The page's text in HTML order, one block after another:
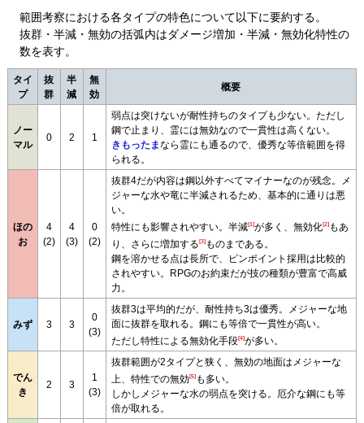
範囲考察における各タイプの特色について以下に要約する。
抜群・半減・無効の括弧内はダメージ増加・半減・無効化特性の
数を表す。
タイ
プ
抜
群
半
減
無
効
概要
ノー
マル
0 2 1
弱点は突けないが耐性持ちのタイプも少ない。ただし
鋼で止まり、霊には無効なので一貫性は高くない。
きもったまなら霊にも通るので、優秀な等倍範囲を得
られる。
ほの
お
4
(2)
4
(3)
0
(2)
抜群4だが内容は鋼以外すべてマイナーなのが残念。メ
ジャーな水や竜に半減されるため、基本的に通りは悪
い。
特性にも影響されやすい。半減[1]が多く、無効化[2]もあ
り、さらに増加する[3]ものまである。
鋼を溶かせる点は長所で、ピンポイント採用は比較的
されやすい。RPGのお約束だが技の種類が豊富で高威
力。
みず 3 3
0
(3)
抜群3は平均的だが、耐性持ち3は優秀。メジャーな地
面に抜群を取れる。鋼にも等倍で一貫性が高い。
ただし特性による無効化手段[4]が多い。
でん
き
2 3
1
(3)
抜群範囲が2タイプと狭く、無効の地面はメジャーな
上、特性での無効[5]も多い。
しかしメジャーな水の弱点を突ける。厄介な鋼にも等
倍が取れる。